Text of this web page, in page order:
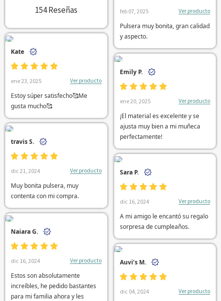
154 Reseñas feb 07, 2025 Ver producto
Pulsera muy bonita, gran calidad
y aspecto.
Kate
ene 23, 2025 Ver producto
Estoy súper satisfecho🥰Me
gusta mucho🥰
Emily P.
ene 20, 2025 Ver producto
¡El material es excelente y se
ajusta muy bien a mi muñeca
perfectamente!
travis S.
dic 21, 2024 Ver producto
Muy bonita pulsera, muy
contenta con mi compra.
Sara P.
dic 16, 2024 Ver producto
A mi amigo le encantó su regalo
sorpresa de cumpleaños.
Naiara G.
dic 16, 2024 Ver producto
Estos son absolutamente
increíbles, he pedido bastantes
para mi familia ahora y les
Auvi’s M.
dic 04, 2024 Ver producto